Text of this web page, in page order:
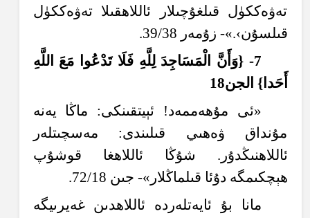
تەۋەككۈل قىلغۇچىلار ئاللاھقىلا تەۋەككۈل
قىلسۇن›.»- زۇمەر 39/38.
7- {و
ن المساجد للَّهِ فل ا تدعوا مع اللَّهِ
أَحدا} الجن18
«ئى مۇھەممەد! ئېيتقىنكى: ماڭا يەنە
مۇنداق ۋەھىي قىلىندى: مەسچىتلەر
ئاللاھنىڭدۇر. شۇڭا ئاللاھغا قوشۇپ
ھېچكىمگە دۇئا قىلماڭلار»- جىن 72/18.
مانا بۇ ئايەتلەردە ئاللاھدىن غەيرىيگە